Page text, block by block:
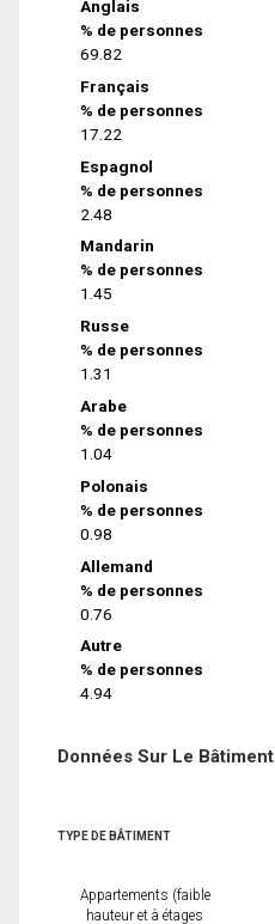
Anglais
% de personnes
69.82
Français
% de personnes
17.22
Espagnol
% de personnes
2.48
Mandarin
% de personnes
1.45
Russe
% de personnes
1.31
Arabe
% de personnes
1.04
Polonais
% de personnes
0.98
Allemand
% de personnes
0.76
Autre
% de personnes
4.94
Données Sur Le Bâtiment
TYPE DE BÂTIMENT
Appartements (faible
hauteur et à étages